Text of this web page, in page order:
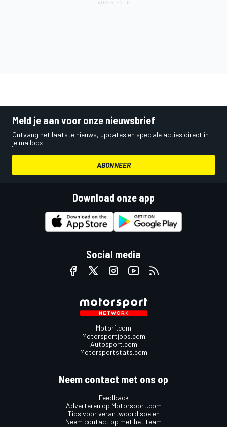
Meld je aan voor onze nieuwsbrief
Ontvang het laatste nieuws, updates en speciale acties direct in
je mailbox.
ABONNEER
Download onze app
Social media
Motor1.com
Motorsportjobs.com
Autosport.com
Motorsportstats.com
Neem contact met ons op
Feedback
Adverteren op Motorsport.com
Tips voor verantwoord spelen
Neem contact op met het team